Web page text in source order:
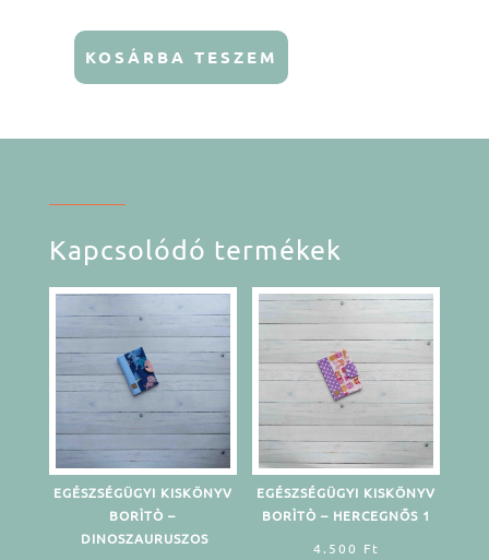
Egészségügyi
-
KOSÁRBA TESZEM
Kapcsolódó termékek
EGÉSZSÉGÜGYI KISKÖNYV
BORÌTÒ –
DINOSZAURUSZOS
EGÉSZSÉGÜGYI KISKÖNYV
BORÌTÒ – HERCEGNŐS 1
4.500 Ft